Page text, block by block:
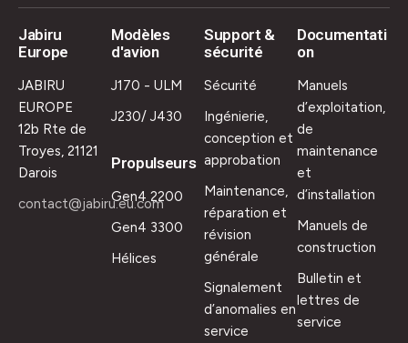
Jabiru
Europe
JABIRU
EUROPE
12b Rte de
Troyes, 21121
Darois
contact@jabiru.eu.com
Modèles
d'avion
J170 - ULM
J230/ J430
Propulseurs
Gen4 2200
Gen4 3300
Hélices
Support &
sécurité
Sécurité
Ingénierie,
conception et
approbation
Maintenance,
réparation et
révision
générale
Signalement
d’anomalies en
service
Documentati
on
Manuels
d’exploitation,
de
maintenance
et
d’installation
Manuels de
construction
Bulletin et
lettres de
service